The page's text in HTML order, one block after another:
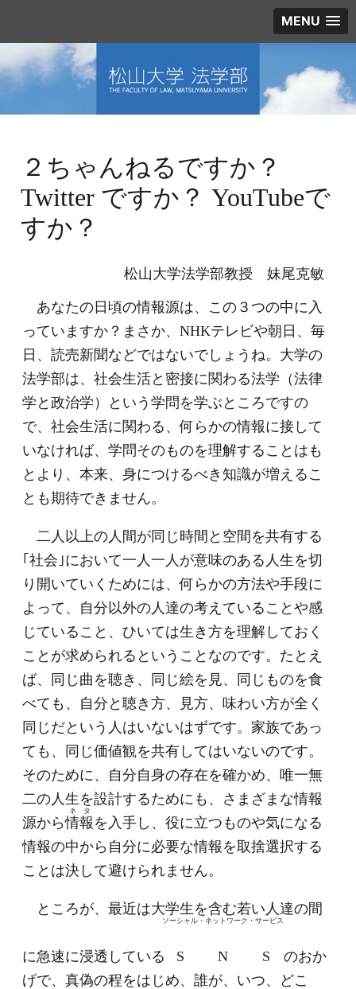
MENU
２ちゃんねるですか？
Twitter ですか？ YouTubeで
すか？
松山大学法学部教授 妹尾克敏
あなたの日頃の情報源は、この３つの中に入
っていますか？まさか、NHKテレビや朝日、毎
日、読売新聞などではないでしょうね。大学の
法学部は、社会生活と密接に関わる法学（法律
学と政治学）という学問を学ぶところですの
で、社会生活に関わる、何らかの情報に接して
いなければ、学問そのものを理解することはも
とより、本来、身につけるべき知識が増えるこ
とも期待できません。
二人以上の人間が同じ時間と空間を共有する
｢社会｣において一人一人が意味のある人生を切
り開いていくためには、何らかの方法や手段に
よって、自分以外の人達の考えていることや感
じていること、ひいては生き方を理解しておく
ことが求められるということなのです。たとえ
ば、同じ曲を聴き、同じ絵を見、同じものを食
べても、自分と聴き方、見方、味わい方が全く
同じだという人はいないはずです。家族であっ
ても、同じ価値観を共有してはいないのです。
そのために、自分自身の存在を確かめ、唯一無
二の人生を設計するためにも、さまざまな情報
源から情報
ネタ
を入手し、役に立つものや気になる
情報の中から自分に必要な情報を取捨選択する
ことは決して避けられません。
ところが、最近は大学生を含む若い人達の間
に急速に浸透している S
ソーシャル
N
・ネットワーク
S
・サービス
のおか
げで、真偽の程をはじめ、誰が、いつ、どこ